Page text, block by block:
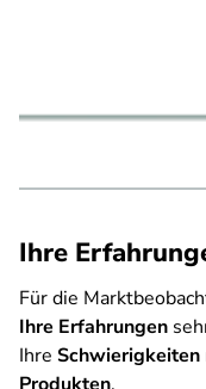
Ihre
Für die
Ihre Erfahrungen
Ihre Schwierigkeiten